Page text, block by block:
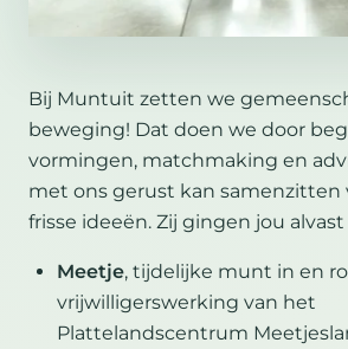
Bij Muntuit zetten we
beweging! Dat doen we door
vormingen, matchmaking en
met ons gerust kan samenzitten
frisse ideeën. Zij gingen jou alvast
Meetje, tijdelijke munt in en
vrijwilligerswerking van het
Plattelandscentrum